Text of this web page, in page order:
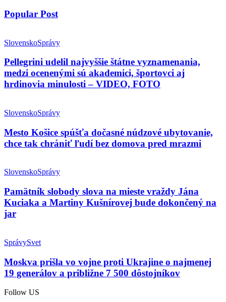
Popular Post
SlovenskoSprávy
Pellegrini udelil najvyššie štátne vyznamenania,
medzi ocenenými sú akademici, športovci aj
hrdinovia minulosti – VIDEO, FOTO
SlovenskoSprávy
Mesto Košice spúšťa dočasné núdzové ubytovanie,
chce tak chrániť ľudí bez domova pred mrazmi
SlovenskoSprávy
Pamätník slobody slova na mieste vraždy Jána
Kuciaka a Martiny Kušnírovej bude dokončený na
jar
SprávySvet
Moskva prišla vo vojne proti Ukrajine o najmenej
19 generálov a približne 7 500 dôstojníkov
Follow US